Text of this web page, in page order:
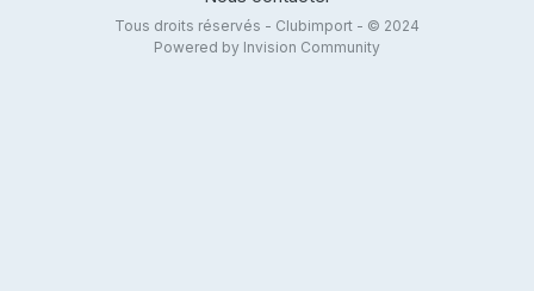
Tous droits réservés - Clubimport - © 2024
Powered by Invision Community